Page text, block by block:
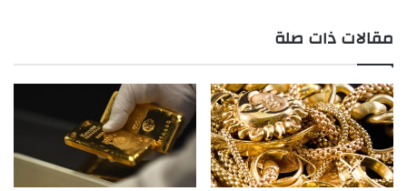
مقالات ذات صلة